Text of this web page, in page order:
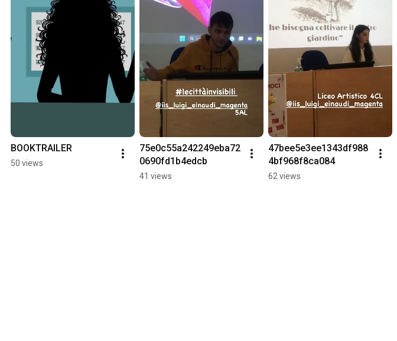
BOOKTRAILER
50 views
75e0c55a242249eba72
0690fd1b4edcb
41 views
47bee5e3ee1343df988
4bf968f8ca084
62 views